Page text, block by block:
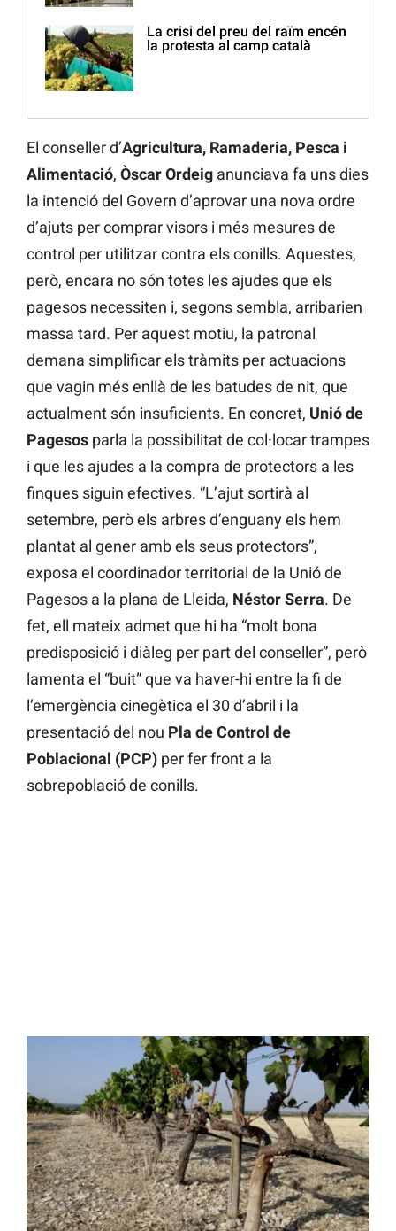
La crisi del preu del raïm encén
la protesta al camp català
El conseller d’Agricultura, Ramaderia, Pesca i
Alimentació, Òscar Ordeig anunciava fa uns dies
la intenció del Govern d’aprovar una nova ordre
d’ajuts per comprar visors i més mesures de
control per utilitzar contra els conills. Aquestes,
però, encara no són totes les ajudes que els
pagesos necessiten i, segons sembla, arribarien
massa tard. Per aquest motiu, la patronal
demana simplificar els tràmits per actuacions
que vagin més enllà de les batudes de nit, que
actualment són insuficients. En concret, Unió de
Pagesos parla la possibilitat de col·locar trampes
i que les ajudes a la compra de protectors a les
finques siguin efectives. “L’ajut sortirà al
setembre, però els arbres d’enguany els hem
plantat al gener amb els seus protectors”,
exposa el coordinador territorial de la Unió de
Pagesos a la plana de Lleida, Néstor Serra. De
fet, ell mateix admet que hi ha “molt bona
predisposició i diàleg per part del conseller”, però
lamenta el “buit” que va haver-hi entre la fi de
l’emergència cinegètica el 30 d’abril i la
presentació del nou Pla de Control de
Poblacional (PCP) per fer front a la
sobrepoblació de conills.